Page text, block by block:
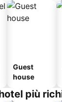
Guest
house
più